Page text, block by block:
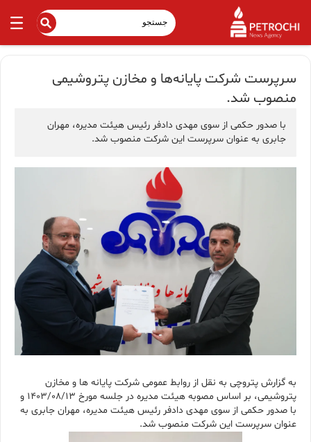
سرپرست شرکت پایانه‌ها و مخازن پتروشیمی
منصوب شد.
با صدور حکمی از سوی مهدی دادفر رئیس هیئت مدیره، مهران
جابری به ‌عنوان سرپرست این شرکت منصوب شد.
به گزارش پتروچی به نقل از روابط عمومی شرکت پایانه ها و مخازن
پتروشیمی، بر اساس مصوبه هیئت مدیره در جلسه مورخ ۱۴۰۳/۰۸/۱۳ و
با صدور حکمی از سوی مهدی دادفر رئیس هیئت مدیره، مهران جابری به
‌عنوان سرپرست این شرکت منصوب شد.